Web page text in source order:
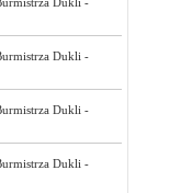
Dukli -
Dukli -
Dukli -
Dukli -